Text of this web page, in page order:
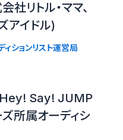
社リトル・ママ、
アイドル)
ィションリスト運営局
Hey! Say! JUMP
所属オーディシ